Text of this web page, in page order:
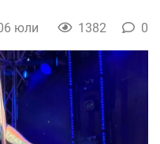
юли 1382 0